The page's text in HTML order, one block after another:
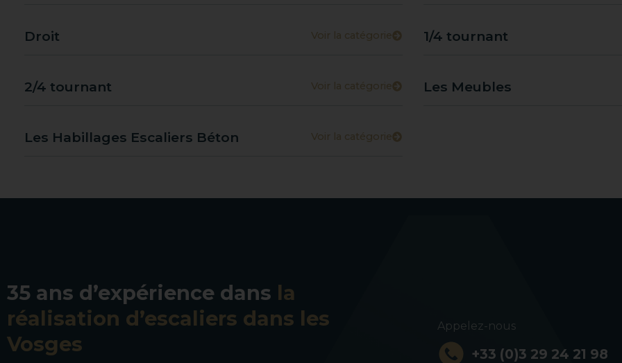
Droit Voir la catégorie 1/4 tournant
2/4 tournant Voir la catégorie Les Meubles
Les Habillages Escaliers Béton Voir la catégorie
35 ans d’expérience dans la
réalisation d’escaliers dans les
Vosges
Appelez-nous
+33 (0)3 29 24 21 98